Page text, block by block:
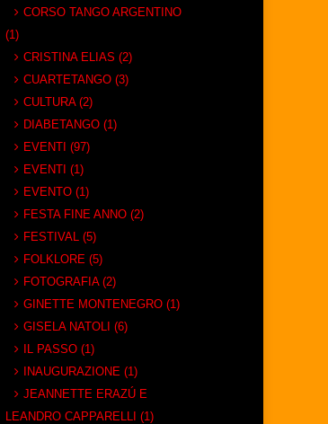
CORSO TANGO ARGENTINO
(1)
CRISTINA ELIAS (2)
CUARTETANGO (3)
CULTURA (2)
DIABETANGO (1)
EVENTI (97)
EVENTI (1)
EVENTO (1)
FESTA FINE ANNO (2)
FESTIVAL (5)
FOLKLORE (5)
FOTOGRAFIA (2)
GINETTE MONTENEGRO (1)
GISELA NATOLI (6)
IL PASSO (1)
INAUGURAZIONE (1)
JEANNETTE ERAZÚ E
LEANDRO CAPPARELLI (1)